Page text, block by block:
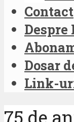
Contact
Despre
Dosar
Link-